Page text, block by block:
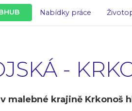
Nabídky práce
-
malebné krajině Krkonoš